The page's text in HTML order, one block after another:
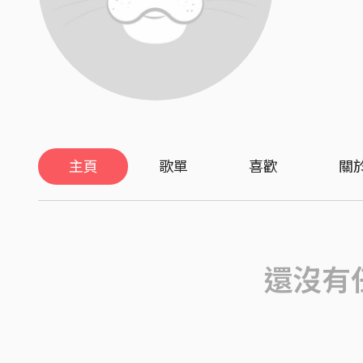
主頁 歌單 喜歡 關
還沒有